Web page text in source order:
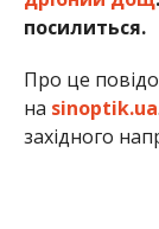
Схід сонця
6:46, а захід
найвищу
років
16,5 градуса